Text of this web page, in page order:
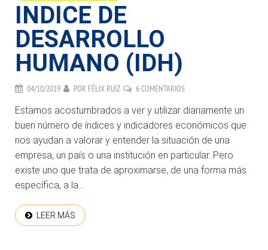
INDICE DE
DESARROLLO
HUMANO (IDH)
04/10/2019 POR FÉLIX RUIZ 6 COMENTARIOS
Estamos acostumbrados a ver y utilizar diariamente un
buen número de índices y indicadores económicos que
nos ayudan a valorar y entender la situación de una
empresa, un país o una institución en particular. Pero
existe uno que trata de aproximarse, de una forma más
específica, a la...
LEER MÁS